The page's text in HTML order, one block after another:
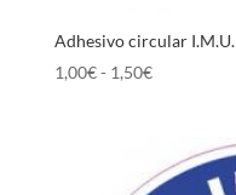
Adhesivo circular I.M.U.
1,00€- 1,50€Rango
desde
1,00€